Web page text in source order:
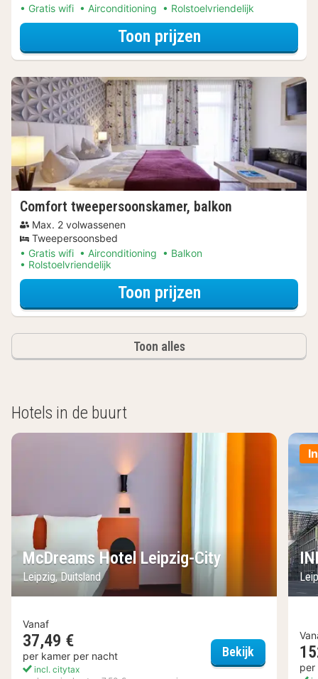
Gratis wifi
Airconditioning Rolstoelvriendelijk
Toon prijzenvoor Beleef de
Comfort tweepersoonskamer, balkon
Max. 2 volwassenen
Tweepersoonsbed
Gratis wifi
Airconditioning
Balkon
Rolstoelvriendelijk
Toon prijzenvoor Beleef de
Toon alles
Hotels in de buurt
McDreams Hotel Leipzig-City
Leipzig, Duitsland
Vanaf
37,49 €
per kamer per nacht
incl. citytax
Bekijk
per